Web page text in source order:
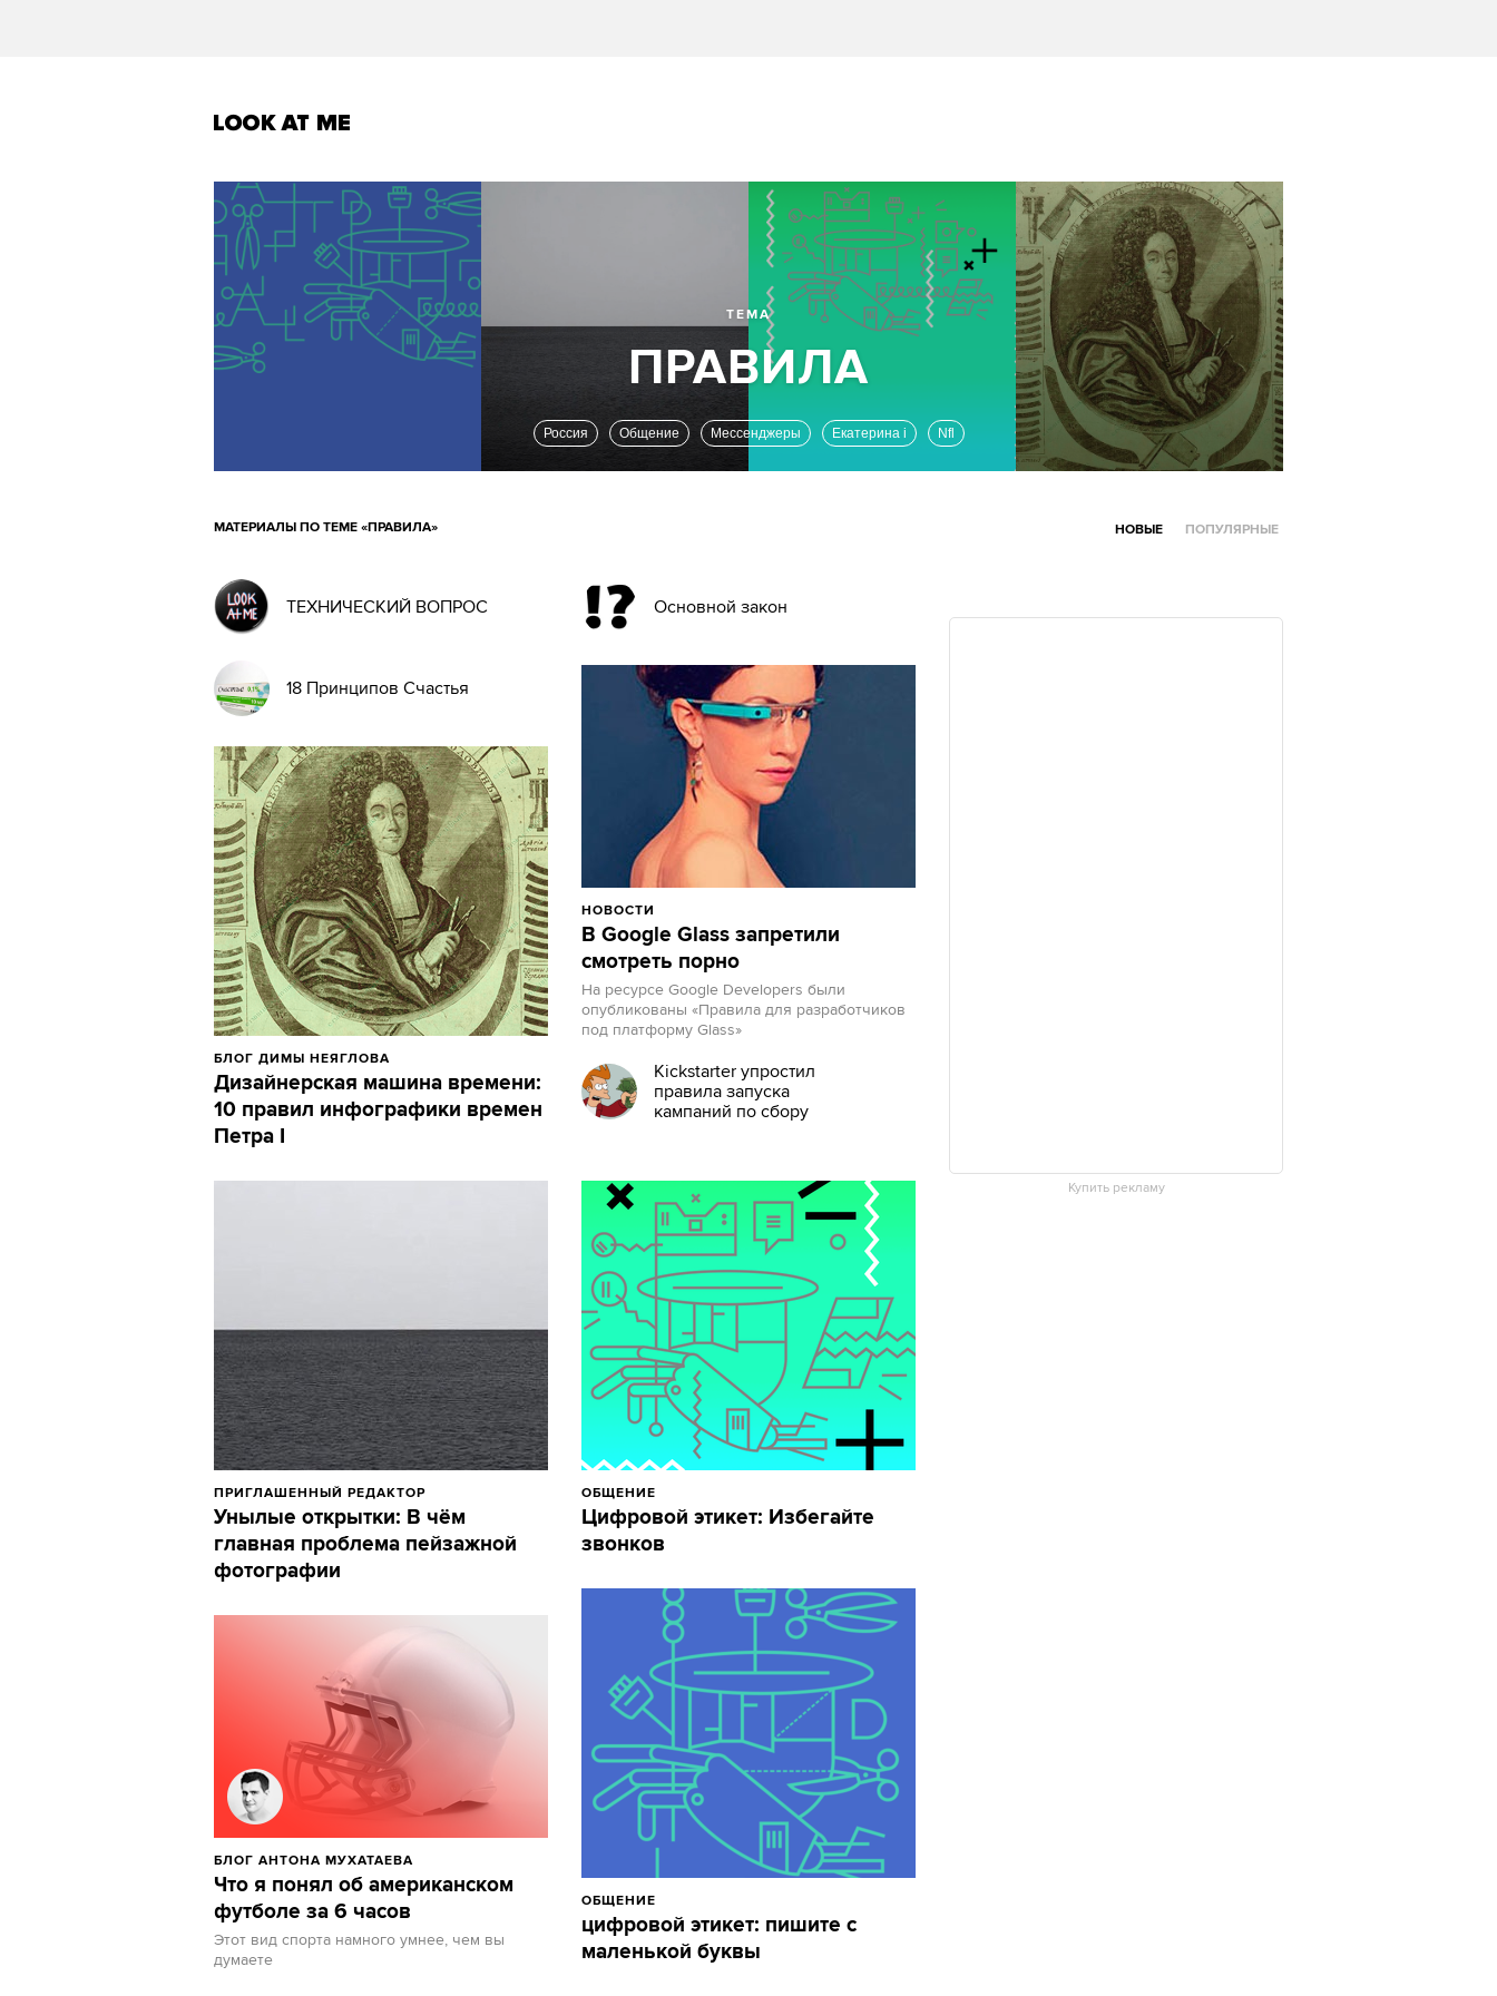
ТЕМА
Россия Общение Мессенджеры Екатерина i Nfl
МАТЕРИАЛЫ ПО ТЕМЕ «ПРАВИЛА» НОВЫЕ ПОПУЛЯРНЫЕ
Купить рекламу
ТЕХНИЧЕСКИЙ ВОПРОС
18 Принципов Счастья
БЛОГ ДИМЫ НЕЯГЛОВА
Дизайнерская машина времени:
10 правил инфографики времен
Петра I
Основной закон
НОВОСТИ
В Google Glass запретили
смотреть порно
На ресурсе Google Developers были
опубликованы «Правила для разработчиков
под платформу Glass»
Kickstarter упростил
правила запуска
кампаний по сбору
ПРИГЛАШЕННЫЙ РЕДАКТОР
Унылые открытки: В чём
главная проблема пейзажной
фотографии
БЛОГ АНТОНА МУХАТАЕВА
Что я понял об американском
футболе за 6 часов
Этот вид спорта намного умнее, чем вы
думаете
ОБЩЕНИЕ
Цифровой этикет: Избегайте
звонков
ОБЩЕНИЕ
цифровой этикет: пишите с
маленькой буквы